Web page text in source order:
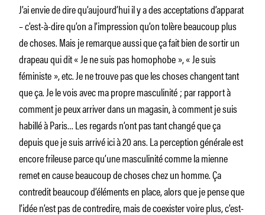
J’ai envie de dire qu’aujourd’hui il y a des acceptations d’apparat
– c’est-à-dire qu’on a l’impression qu’on tolère beaucoup plus
de choses. Mais je remarque aussi que ça fait bien de sortir un
drapeau qui dit « Je ne suis pas homophobe », « Je suis
féministe », etc. Je ne trouve pas que les choses changent tant
que ça. Je le vois avec ma propre masculinité ; par rapport à
comment je peux arriver dans un magasin, à comment je suis
habillé à Paris… Les regards n’ont pas tant changé que ça
depuis que je suis arrivé ici à 20 ans. La perception générale est
encore frileuse parce qu’une masculinité comme la mienne
remet en cause beaucoup de choses chez un homme. Ça
contredit beaucoup d’éléments en place, alors que je pense que
l’idée n’est pas de contredire, mais de coexister voire plus, c’est-